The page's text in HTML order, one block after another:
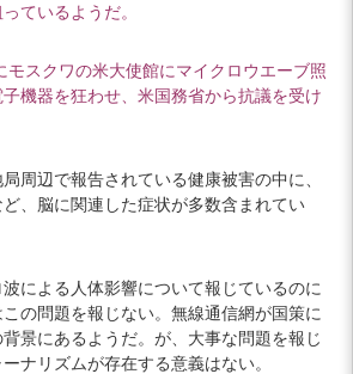
ているようだ。
スクワの米大使館にマイクロウエーブ照
機器を狂わせ、米国務省から抗議を受け
周辺で報告されている健康被害の中に、
、脳に関連した症状が多数含まれてい
による人体影響について報じているのに
の問題を報じない。無線通信網が国策に
景にあるようだ。が、大事な問題を報じ
ナリズムが存在する意義はない。